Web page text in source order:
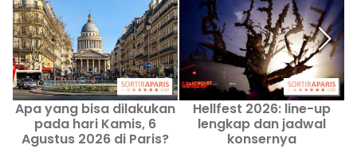
Apa yang bisa dilakukan
pada hari Kamis, 6
Agustus 2026 di Paris?
Hellfest 2026: line-up
lengkap dan jadwal
konsernya